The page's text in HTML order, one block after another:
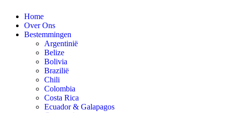
naar
content
Home
Over Ons
Bestemmingen
Argentinië
Belize
Bolivia
Brazilië
Chili
Colombia
Costa Rica
Ecuador & Galapagos